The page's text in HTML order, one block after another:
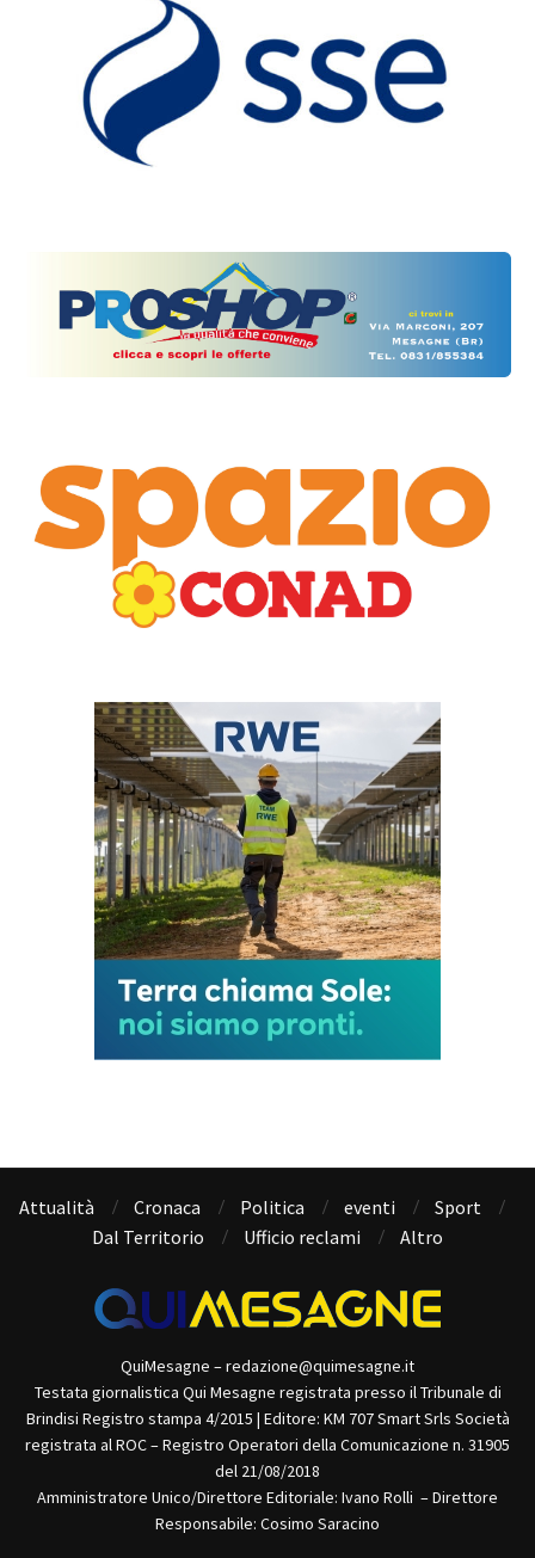
Attualità Cronaca Politica eventi
Sport
Dal Territorio
Ufficio reclami Altro
QuiMesagne – redazione@quimesagne.it
Testata giornalistica Qui Mesagne registrata presso il Tribunale di
Brindisi Registro stampa 4/2015 | Editore: KM 707 Smart Srls Società
registrata al ROC – Registro Operatori della Comunicazione n. 31905
del 21/08/2018
Amministratore Unico/Direttore Editoriale: Ivano Rolli – Direttore
Responsabile: Cosimo Saracino